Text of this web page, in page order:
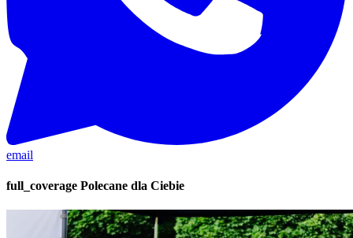
email
full_coverage Polecane dla Ciebie